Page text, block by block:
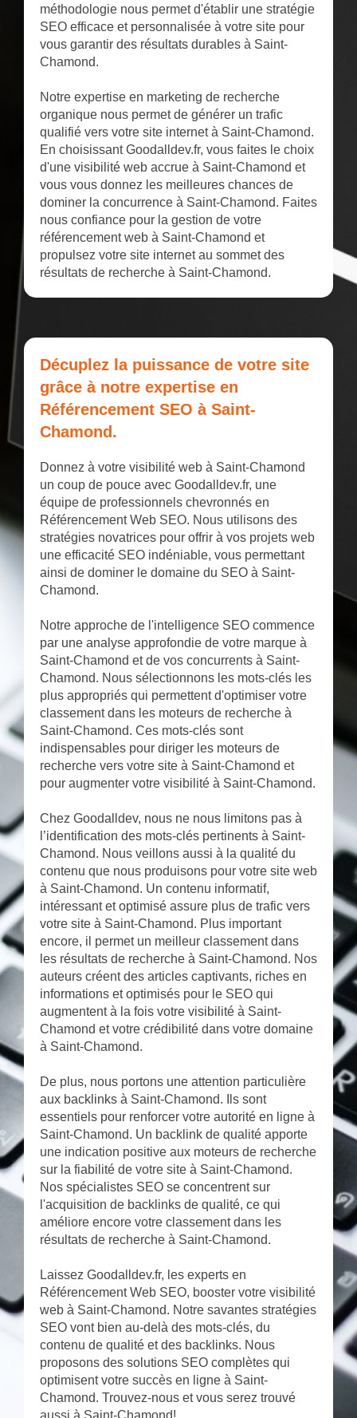
méthodologie nous permet d'établir une stratégie
SEO efficace et personnalisée à votre site pour
vous garantir des résultats durables à Saint-
Chamond.
Notre expertise en marketing de recherche
organique nous permet de générer un trafic
qualifié vers votre site internet à Saint-Chamond.
En choisissant Goodalldev.fr, vous faites le choix
d'une visibilité web accrue à Saint-Chamond et
vous vous donnez les meilleures chances de
dominer la concurrence à Saint-Chamond. Faites
nous confiance pour la gestion de votre
référencement web à Saint-Chamond et
propulsez votre site internet au sommet des
résultats de recherche à Saint-Chamond.
Décuplez la puissance de votre site
grâce à notre expertise en
Référencement SEO à Saint-
Chamond.
Donnez à votre visibilité web à Saint-Chamond
un coup de pouce avec Goodalldev.fr, une
équipe de professionnels chevronnés en
Référencement Web SEO. Nous utilisons des
stratégies novatrices pour offrir à vos projets web
une efficacité SEO indéniable, vous permettant
ainsi de dominer le domaine du SEO à Saint-
Chamond.
Notre approche de l'intelligence SEO commence
par une analyse approfondie de votre marque à
Saint-Chamond et de vos concurrents à Saint-
Chamond. Nous sélectionnons les mots-clés les
plus appropriés qui permettent d'optimiser votre
classement dans les moteurs de recherche à
Saint-Chamond. Ces mots-clés sont
indispensables pour diriger les moteurs de
recherche vers votre site à Saint-Chamond et
pour augmenter votre visibilité à Saint-Chamond.
Chez Goodalldev, nous ne nous limitons pas à
l’identification des mots-clés pertinents à Saint-
Chamond. Nous veillons aussi à la qualité du
contenu que nous produisons pour votre site web
à Saint-Chamond. Un contenu informatif,
intéressant et optimisé assure plus de trafic vers
votre site à Saint-Chamond. Plus important
encore, il permet un meilleur classement dans
les résultats de recherche à Saint-Chamond. Nos
auteurs créent des articles captivants, riches en
informations et optimisés pour le SEO qui
augmentent à la fois votre visibilité à Saint-
Chamond et votre crédibilité dans votre domaine
à Saint-Chamond.
De plus, nous portons une attention particulière
aux backlinks à Saint-Chamond. Ils sont
essentiels pour renforcer votre autorité en ligne à
Saint-Chamond. Un backlink de qualité apporte
une indication positive aux moteurs de recherche
sur la fiabilité de votre site à Saint-Chamond.
Nos spécialistes SEO se concentrent sur
l'acquisition de backlinks de qualité, ce qui
améliore encore votre classement dans les
résultats de recherche à Saint-Chamond.
Laissez Goodalldev.fr, les experts en
Référencement Web SEO, booster votre visibilité
web à Saint-Chamond. Notre savantes stratégies
SEO vont bien au-delà des mots-clés, du
contenu de qualité et des backlinks. Nous
proposons des solutions SEO complètes qui
optimisent votre succès en ligne à Saint-
Chamond. Trouvez-nous et vous serez trouvé